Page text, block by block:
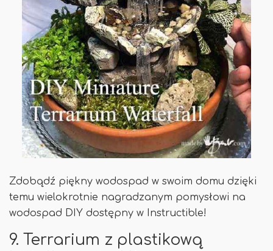
Zdobądź piękny wodospad w swoim domu dzięki
temu wielokrotnie nagradzanym pomysłowi na
wodospad DIY dostępny w Instructible!
9. Terrarium z plastikową